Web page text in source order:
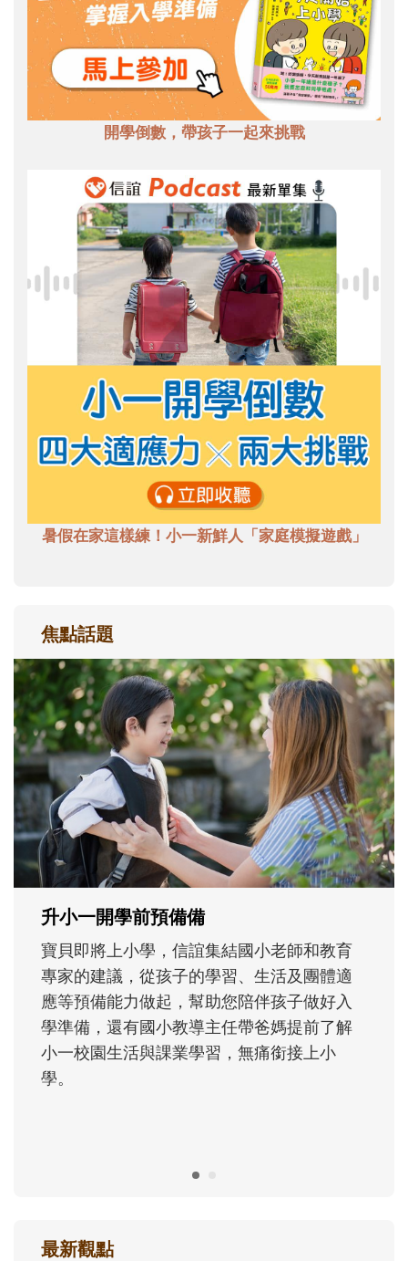
開學倒數，帶孩子一起來挑戰
暑假在家這樣練！小一新鮮人「家庭模擬遊戲」
焦點話題
和孩子一起長大的那個男人│讀懂父親的
不同模樣
沒有人天生就擅長當爸爸！男人總是在一次
次「前所未有」的體驗中，跟著孩子一起長
大。從給予安全感的肢體遊戲，到獨立自
主、角色認同及解決問題的能力養成。爸爸
正嘗試用不同的模樣，參與孩子每個重要的
最新觀點